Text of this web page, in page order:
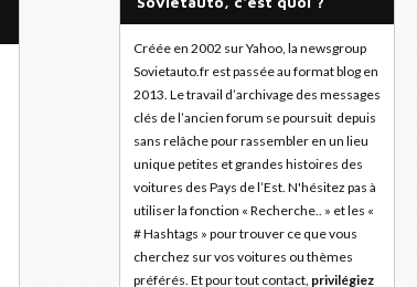
Créée en 2002 sur Yahoo, la newsgroup
Sovietauto.fr est passée au format blog en
2013. Le travail d’archivage des messages
clés de l’ancien forum se poursuit depuis
sans relâche pour rassembler en un lieu
unique petites et grandes histoires des
voitures des Pays de l’Est. N'hésitez pas à
utiliser la fonction « Recherche.. » et les «
# Hashtags » pour trouver ce que vous
cherchez sur vos voitures ou thèmes
préférés. Et pour tout contact, privilégiez